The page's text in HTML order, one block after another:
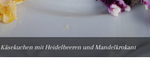
Käsekuchen mit Heidelbeeren und Mandelkrokant